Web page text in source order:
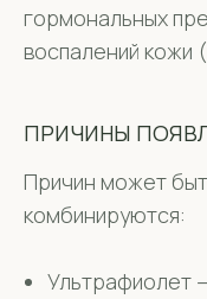
гормональных
воспалений кожи
ПРИЧИНЫ
Причин может
комбинируются:
Ультрафиолет